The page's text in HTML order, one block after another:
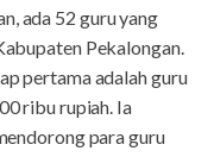
ada 52 guru yang
Pekalongan.
pertama adalah guru
ribu rupiah. Ia
para guru